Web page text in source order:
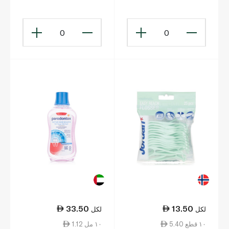
0
0
13.50 لكل
5.40 ١٠ قطع
33.50 لكل
1.12 ١٠ مل